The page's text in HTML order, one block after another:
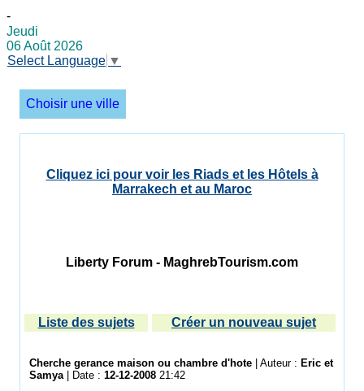
-
Jeudi
06 Août 2026
Select Language ▼
Choisir une ville
Cliquez ici pour voir les Riads et les Hôtels à
Marrakech et au Maroc
Liberty Forum - MaghrebTourism.com
Liste des sujets Créer un nouveau sujet
Cherche gerance maison ou chambre d'hote | Auteur : Eric et
Samya| Date : 12-12-2008 21:42